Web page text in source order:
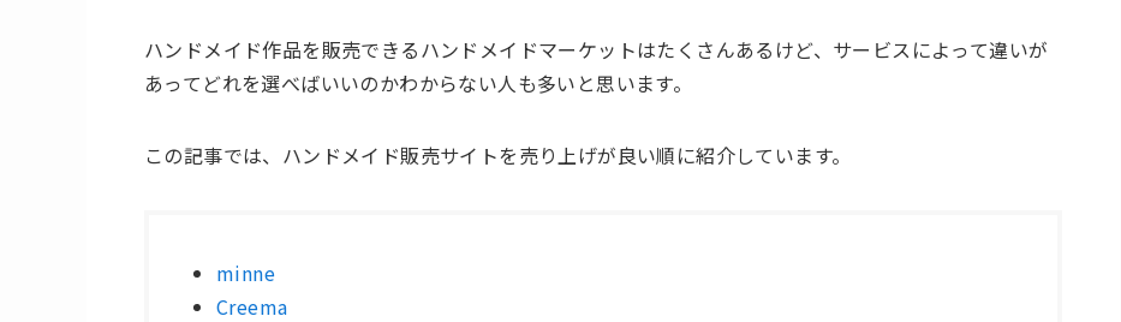
ハンドメイド作品を販売できるハンドメイドマーケットはたくさんあるけど、サービスによって違いが
あってどれを選べばいいのかわからない人も多いと思います。
この記事では、 ハンドメイド販売サイトを売り上げが良い順に紹介しています。
minne
Creema